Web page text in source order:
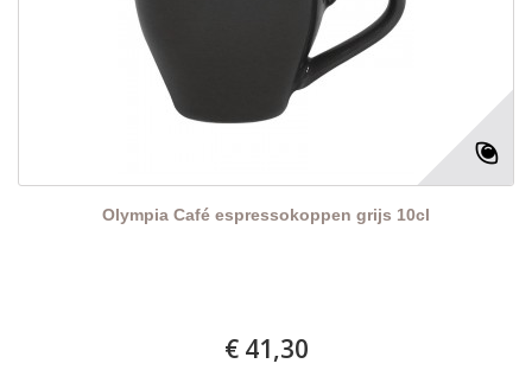
Olympia Café espressokoppen grijs 10cl
€ 41,30